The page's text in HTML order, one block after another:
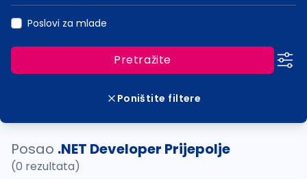
Poslovi za mlade
Pretražite
Poništite filtere
Posao .NET Developer Prijepolje
(0 rezultata)